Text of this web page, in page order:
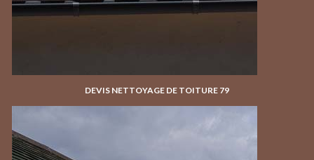
DEVIS NETTOYAGE DE TOITURE 79